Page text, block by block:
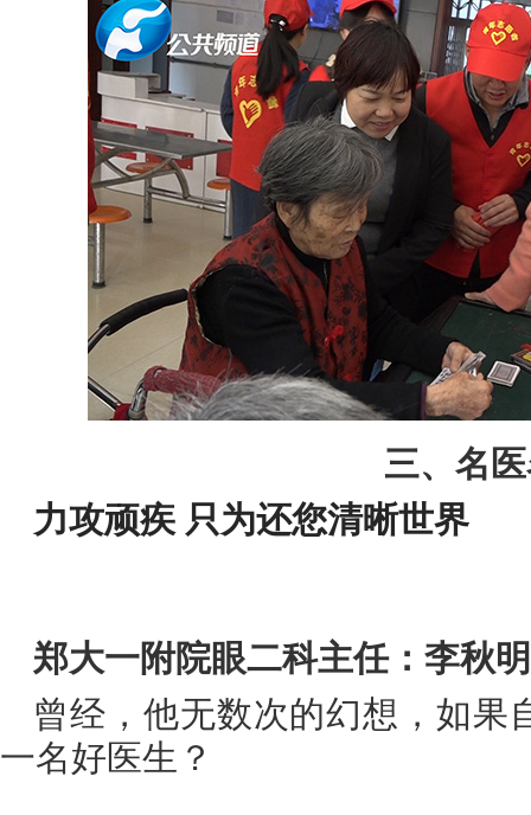
三、名
力攻顽疾 只为还您清晰世界
郑大一附院眼二科主任：李秋明
曾经，他无数次的幻想，如果
一名好医生？